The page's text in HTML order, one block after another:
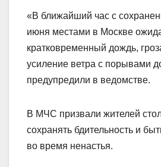
«В ближайший час с
июня местами в Москве
кратковременный дождь,
усиление ветра с порывами
предупредили в ведомстве.
В МЧС призвали жителей
сохранять бдительность и
во время ненастья.